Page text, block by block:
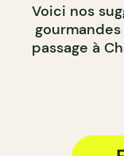
Voici nos
passage à